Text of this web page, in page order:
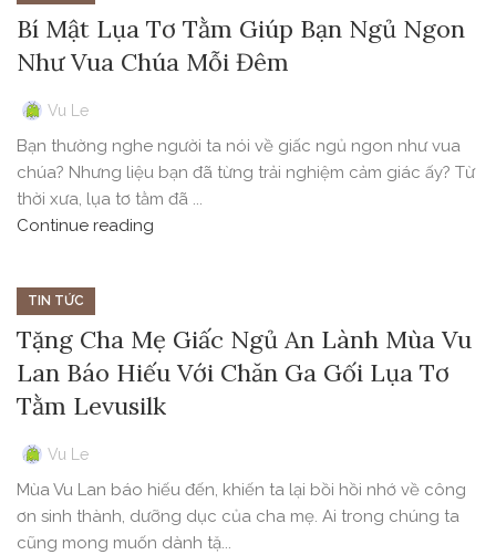
Bí Mật Lụa Tơ Tằm Giúp Bạn Ngủ Ngon
Như Vua Chúa Mỗi Đêm
Vu Le
Bạn thường nghe người ta nói về giấc ngủ ngon như vua
chúa? Nhưng liệu bạn đã từng trải nghiệm cảm giác ấy? Từ
thời xưa, lụa tơ tằm đã ...
Continue reading
TIN TỨC
Tặng Cha Mẹ Giấc Ngủ An Lành Mùa Vu
Lan Báo Hiếu Với Chăn Ga Gối Lụa Tơ
Tằm Levusilk
Vu Le
Mùa Vu Lan báo hiếu đến, khiến ta lại bồi hồi nhớ về công
ơn sinh thành, dưỡng dục của cha mẹ. Ai trong chúng ta
cũng mong muốn dành tặ...